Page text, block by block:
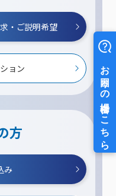
・ご説明希望
ョン
方
み